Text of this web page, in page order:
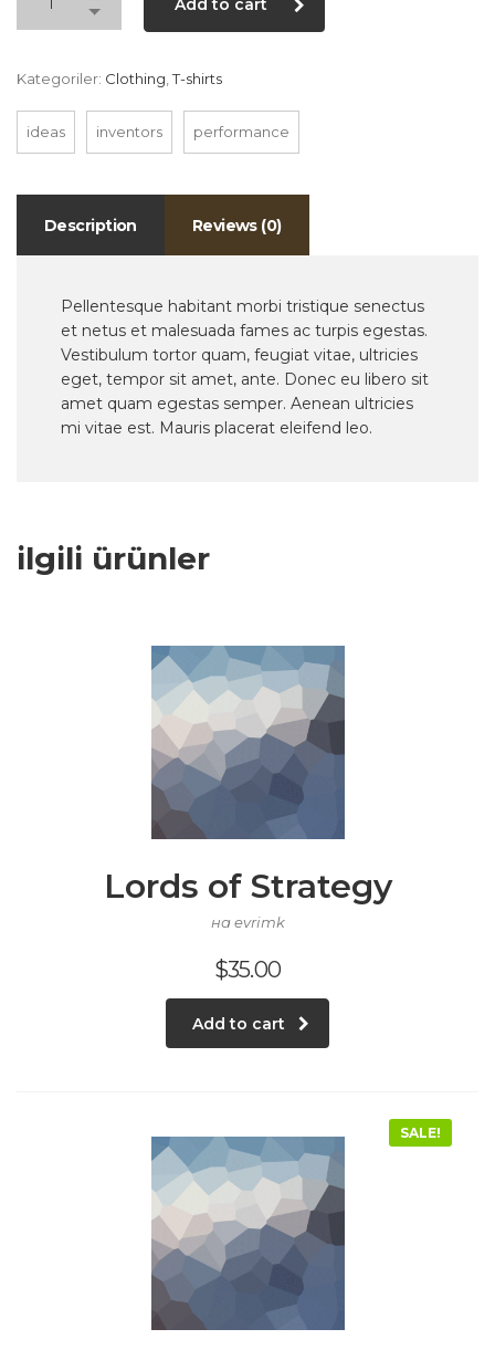
Add to cart
Kategoriler: Clothing,T-shirts
ideas inventors performance
Description Reviews (0)
Pellentesque habitant morbi tristique senectus
et netus et malesuada fames ac turpis egestas.
Vestibulum tortor quam, feugiat vitae, ultricies
eget, tempor sit amet, ante. Donec eu libero sit
amet quam egestas semper. Aenean ultricies
mi vitae est. Mauris placerat eleifend leo.
ilgili ürünler
Lords of Strategy
на evrimk
$35.00
Add to cart
SALE!